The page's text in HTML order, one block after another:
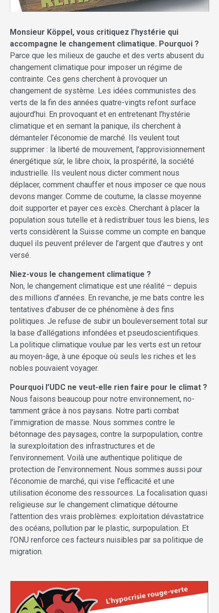
Monsieur Köppel, vous critiquez l’hystérie qui
accompagne le changement climatique. Pourquoi ?
Parce que les milieux de gauche et des verts abusent du
changement climatique pour imposer un régime de
contrainte. Ces gens cherchent à provoquer un
changement de système. Les idées communistes des
verts de la fin des années quatre-vingts refont surface
aujourd’hui. En provoquant et en entretenant l’hystérie
climatique et en semant la panique, ils cherchent à
démanteler l’économie de marché. Ils veulent tout
supprimer : la liberté de mouvement, l’approvisionnement
énergétique sûr, le libre choix, la prospérité, la société
industrielle. Ils veulent nous dicter comment nous
déplacer, comment chauffer et nous imposer ce que nous
devons manger. Comme de coutume, la classe moyenne
doit supporter et payer ces excès. Cherchant à placer la
population sous tutelle et à redistribuer tous les biens, les
verts considèrent la Suisse comme un compte en banque
duquel ils peuvent prélever de l’argent que d’autres y ont
versé.
Niez-vous le changement climatique ?
Non, le changement climatique est une réa­lité – depuis
des millions d’années. En revanche, je me bats contre les
tentatives d’abuser de ce phénomène à des fins
politiques. Je refuse de subir un bouleversement total sur
la base d’allégations infondées et pseudoscientifiques.
La politique climatique voulue par les verts est un retour
au moyen-âge, à une époque où seuls les riches et les
nobles pouvaient voyager.
Pourquoi l’UDC ne veut-elle rien faire pour le climat ?
Nous faisons beaucoup pour notre environnement, no­­
tamment grâce à nos paysans. Notre parti combat
l’immigration de masse. Nous sommes contre le
bétonnage des paysages, contre la surpopulation, contre
la surexploitation des infrastructures et de
l’environnement. Voilà une authentique politique de
protection de l’en­vi­ronnement. Nous sommes aussi pour
l’économie de marché, qui vise l’efficacité et une
utilisation économe des ressources. La focalisation quasi
religieuse sur le changement climatique détourne
l’attention des vrais problèmes: exploitation dévastatrice
des océans, pollution par le plastic, surpopulation. Et
l’ONU renforce ces facteurs nuisibles par sa politique de
migration.